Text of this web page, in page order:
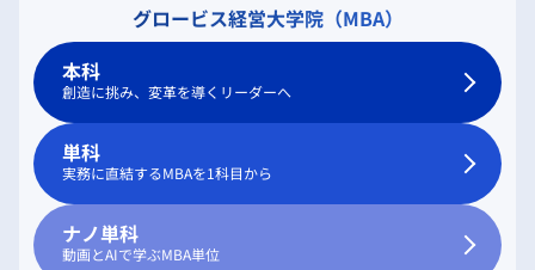
グロービス経営大学院（MBA）
本科
創造に挑み、変革を導くリーダーへ
単科
実務に直結するMBAを1科目から
ナノ単科
動画とAIで学ぶMBA単位